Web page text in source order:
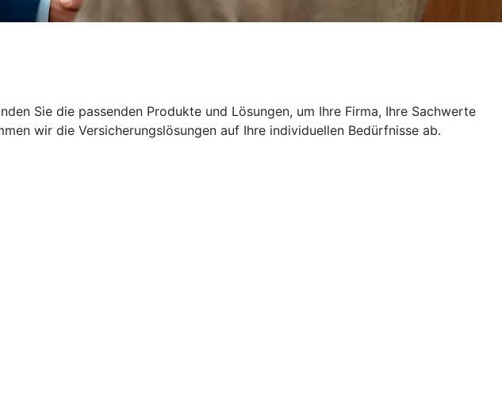
Sie die passenden Produkte und Lösungen, um Ihre Firma, Ihre Sachwerte
wir die Versicherungslösungen auf Ihre individuellen Bedürfnisse ab.